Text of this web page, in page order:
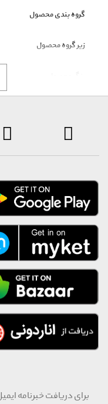
گروه بندی محصول
زیر گروه محصول
با توجه به شرایط خاص
دریافت محصول، امکان
از سمت تامین کننده انجام